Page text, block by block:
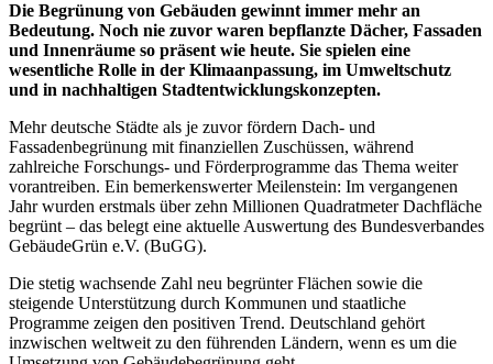
Die Begrünung von Gebäuden gewinnt immer mehr an
Bedeutung. Noch nie zuvor waren bepflanzte Dächer, Fassaden
und Innenräume so präsent wie heute. Sie spielen eine
wesentliche Rolle in der Klimaanpassung, im Umweltschutz
und in nachhaltigen Stadtentwicklungskonzepten.
Mehr deutsche Städte als je zuvor fördern Dach- und
Fassadenbegrünung mit finanziellen Zuschüssen, während
zahlreiche Forschungs- und Förderprogramme das Thema weiter
vorantreiben. Ein bemerkenswerter Meilenstein: Im vergangenen
Jahr wurden erstmals über zehn Millionen Quadratmeter Dachfläche
begrünt – das belegt eine aktuelle Auswertung des Bundesverbandes
GebäudeGrün e.V. (BuGG).
Die stetig wachsende Zahl neu begrünter Flächen sowie die
steigende Unterstützung durch Kommunen und staatliche
Programme zeigen den positiven Trend. Deutschland gehört
inzwischen weltweit zu den führenden Ländern, wenn es um die